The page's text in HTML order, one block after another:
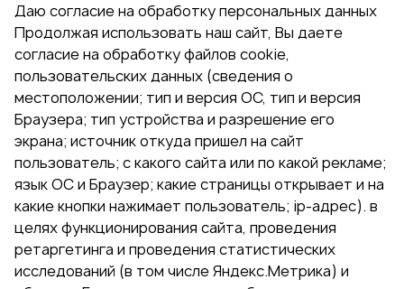
Даю согласие на обработку персональных данных
Продолжая использовать наш сайт, Вы даете
согласие на обработку файлов cookie,
пользовательских данных (сведения о
местоположении; тип и версия ОС, тип и версия
Браузера; тип устройства и разрешение его
экрана; источник откуда пришел на сайт
пользователь; с какого сайта или по какой рекламе;
язык ОС и Браузер; какие страницы открывает и на
какие кнопки нажимает пользователь; ip-адрес). в
целях функционирования сайта, проведения
ретаргетинга и проведения статистических
исследований (в том числе Яндекс.Метрика) и